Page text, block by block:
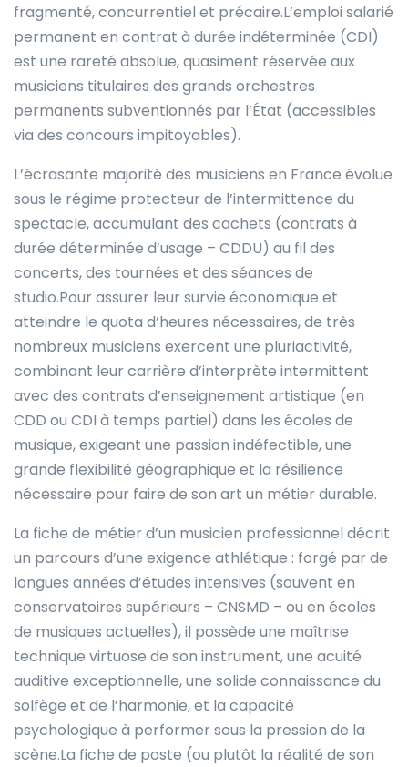
fragmenté, concurrentiel et précaire.L’emploi salarié
permanent en contrat à durée indéterminée (CDI)
est une rareté absolue, quasiment réservée aux
musiciens titulaires des grands orchestres
permanents subventionnés par l’État (accessibles
via des concours impitoyables).
L’écrasante majorité des musiciens en France évolue
sous le régime protecteur de l’intermittence du
spectacle, accumulant des cachets (contrats à
durée déterminée d’usage – CDDU) au fil des
concerts, des tournées et des séances de
studio.Pour assurer leur survie économique et
atteindre le quota d’heures nécessaires, de très
nombreux musiciens exercent une pluriactivité,
combinant leur carrière d’interprète intermittent
avec des contrats d’enseignement artistique (en
CDD ou CDI à temps partiel) dans les écoles de
musique, exigeant une passion indéfectible, une
grande flexibilité géographique et la résilience
nécessaire pour faire de son art un métier durable.
La fiche de métier d’un musicien professionnel décrit
un parcours d’une exigence athlétique : forgé par de
longues années d’études intensives (souvent en
conservatoires supérieurs – CNSMD – ou en écoles
de musiques actuelles), il possède une maîtrise
technique virtuose de son instrument, une acuité
auditive exceptionnelle, une solide connaissance du
solfège et de l’harmonie, et la capacité
psychologique à performer sous la pression de la
scène.La fiche de poste (ou plutôt la réalité de son